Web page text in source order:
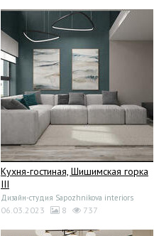
Кухня-гостиная, Шишимская горка
III
Дизайн-студия Sapozhnikova interiors
06.03.2023 8 737